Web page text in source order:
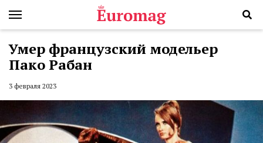
Умер французский модельер
Пако Рабан
3 февраля 2023